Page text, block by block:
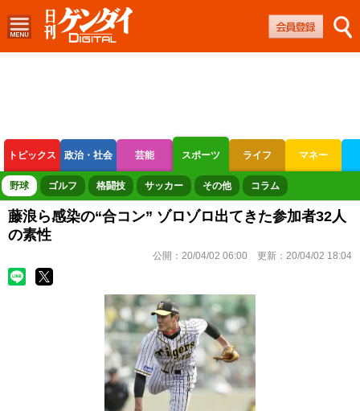
トピックス 政治・社会 芸能 スポーツ ライフ マネー
ボートレース 競輪 オートレース
野球 ゴルフ 格闘技 サッカー その他 コラム
藤浪ら感染の“合コン” ゾロゾロ出てきた参加者32人
の素性
公開： 20/04/02 06:00 更新： 20/04/02 18:04